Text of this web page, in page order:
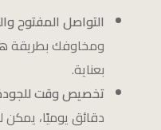
التواصل المفتوح
ومخاوفك بطريقة
بعناية.
تخصيص وقت
دقائق يوميًا،